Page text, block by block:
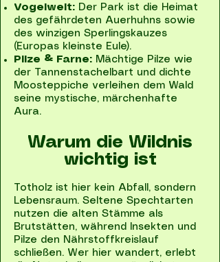
Vogelwelt: Der Park ist die Heimat
des gefährdeten Auerhuhns sowie
des winzigen Sperlingskauzes
(Europas kleinste Eule).
Pilze & Farne: Mächtige Pilze wie
der Tannenstachelbart und dichte
Moosteppiche verleihen dem Wald
seine mystische, märchenhafte
Aura.
Warum die Wildnis
wichtig ist
Totholz ist hier kein Abfall, sondern
Lebensraum. Seltene Spechtarten
nutzen die alten Stämme als
Brutstätten, während Insekten und
Pilze den Nährstoffkreislauf
schließen. Wer hier wandert, erlebt